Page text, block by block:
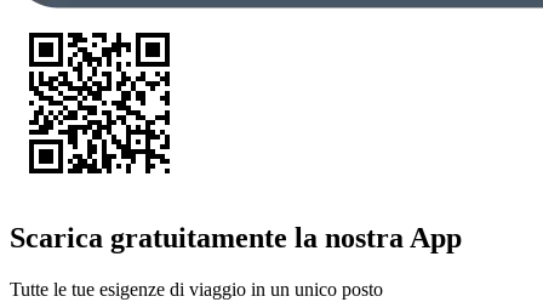
Scarica gratuitamente la nostra App
Tutte le tue esigenze di viaggio in un unico posto